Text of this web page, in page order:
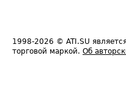
1998-2026 © ATI.SU
торговой маркой. Об